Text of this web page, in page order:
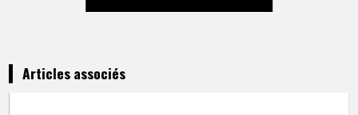
Articles associés